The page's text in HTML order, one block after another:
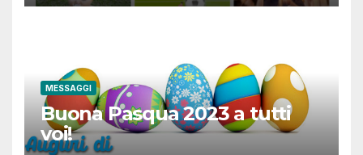
MESSAGGI
Buona Pasqua 2023 a tutti
voi!